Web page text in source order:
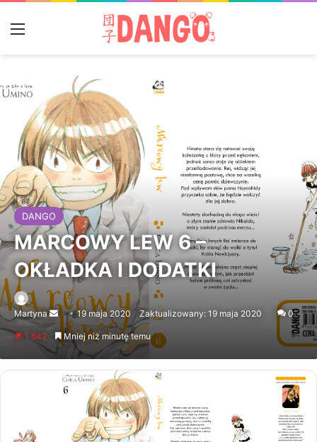
DANGO
MARCOWY LEW 6 –
OKŁADKA I DODATKI
Martyna
Send
an
email
19 maja 2020 Zaktualizowany: 19 maja 2020 0
1 642 Mniej niż minutę temu